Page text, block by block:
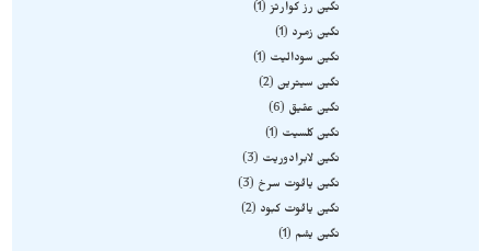
نگین رز کوارتز 1
نگین زمرد
1
نگین سودالیت
1
نگین سیترین 2
نگین عقیق
6
نگین کلسیت
1
نگین لابرادوریت
3
نگین یاقوت سرخ
3
نگین یاقوت کبود
2
نگین یشم
1